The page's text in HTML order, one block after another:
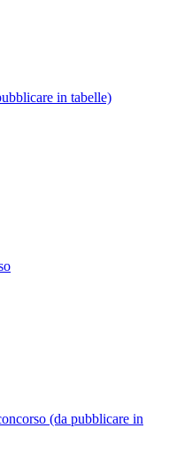
in tabelle)
(da pubblicare in